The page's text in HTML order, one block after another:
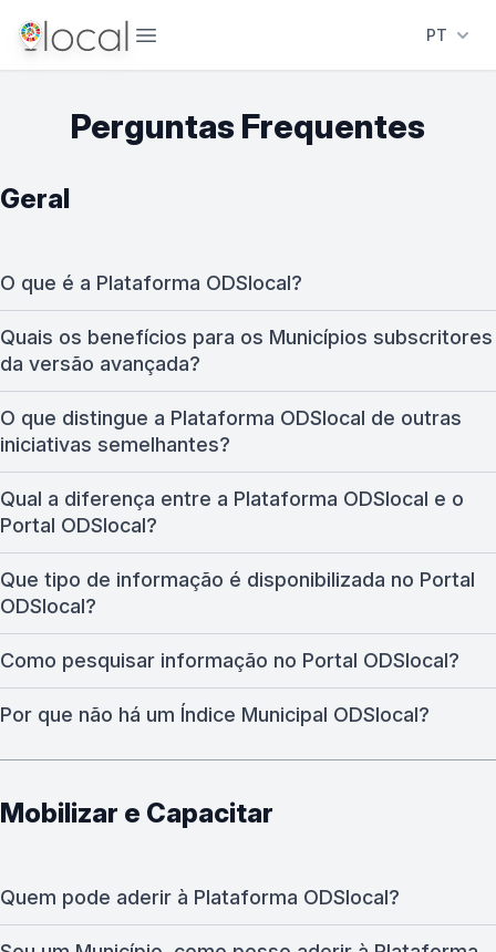
Abrir menu PT
Perguntas Frequentes
Geral
O que é a Plataforma ODSlocal?
Quais os benefícios para os Municípios subscritores
da versão avançada?
O que distingue a Plataforma ODSlocal de outras
iniciativas semelhantes?
Qual a diferença entre a Plataforma ODSlocal e o
Portal ODSlocal?
Que tipo de informação é disponibilizada no Portal
ODSlocal?
Como pesquisar informação no Portal ODSlocal?
Por que não há um Índice Municipal ODSlocal?
Mobilizar e Capacitar
Quem pode aderir à Plataforma ODSlocal?